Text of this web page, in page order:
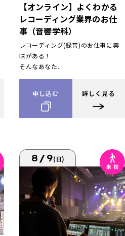
【オンライン】よくわかる
レコーディング業界のお仕
事（音響学科）
レコーディング(録音)のお仕事に興
味がある！
そんなあなた...
申し込む 詳しく見る
8/9(日)